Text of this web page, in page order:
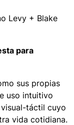
Levy + Blake
para
sus propias
uso intuitivo
táctil cuyo
vida cotidiana.